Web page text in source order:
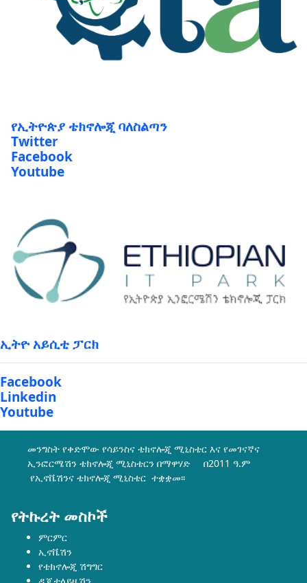
የኢትዮጵያ ቴክኖሎጂ ባለስልጣን
Twitter
Facebook
Youtube
ኢትዮ አይሲቲ ፓርክ
Facebook
Linkedin
Youtube
መንግስት የቀድሞው የሳይንስና ቴክኖሎጂ ሚኒስቴር እና የመገናኛና
ኢንፎርሜሽን ቴክኖሎጂ ሚኒስቴርን በማዋሃድ በ2011 ዓ.ም
የኢኖቬሽንና ቴክኖሎጂ ሚኒስቴር ተቋቋመ፡፡
የትኩረት መስኮች
ምርምር
ኢኖቬሽን
የቴክኖሎጂ ሽግግር